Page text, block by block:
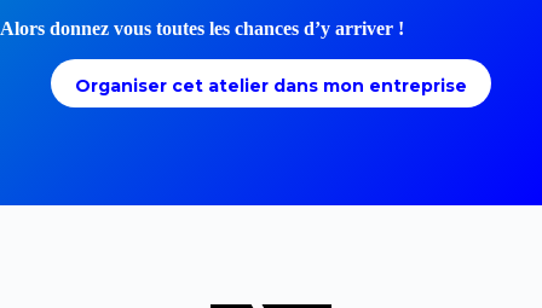
Alors donnez vous toutes les chances d’y arriver !
Organiser cet atelier dans mon entreprise